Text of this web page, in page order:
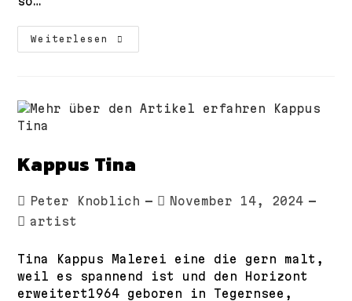
Weiterlesen
Pruntsch
Doreen
Kappus Tina
Beitrags-
Autor:
Peter Knoblich
Beitrag
November 14, 2024
Beitrags-
artist
Tina Kappus Malerei eine die gern malt,
weil es spannend ist und den Horizont
erweitert1964 geboren in Tegernsee,